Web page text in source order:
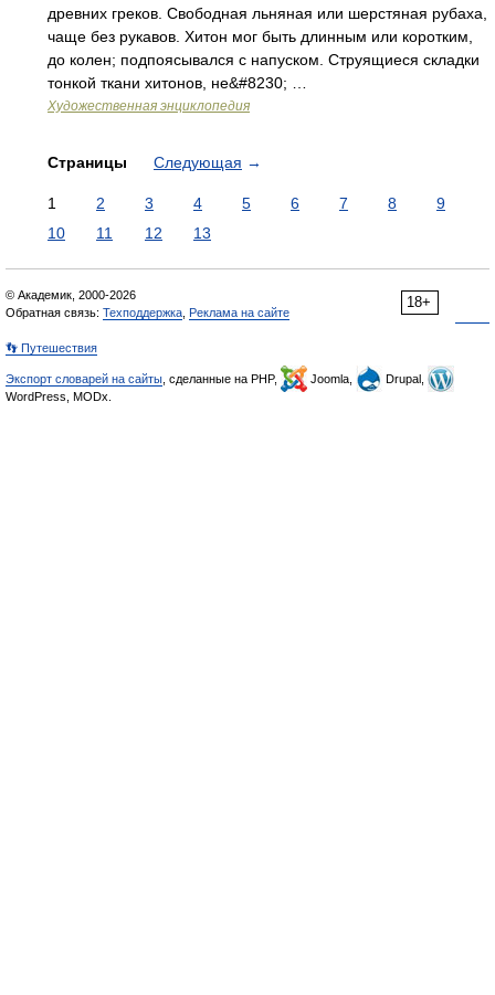
древних греков. Свободная льняная или шерстяная рубаха,
чаще без рукавов. Хитон мог быть длинным или коротким,
до колен; подпоясывался с напуском. Струящиеся складки
тонкой ткани хитонов, не&#8230; …
Художественная энциклопедия
Страницы Следующая →
1 2 3 4 5 6 7 8
9
10
11 12 13
18+
© Академик, 2000-2026
Обратная связь: Техподдержка Реклама на сайте
👣 Путешествия
Экспорт словарей на сайты , сделанные на PHP, Joomla,
Drupal,
WordPress, MODx.